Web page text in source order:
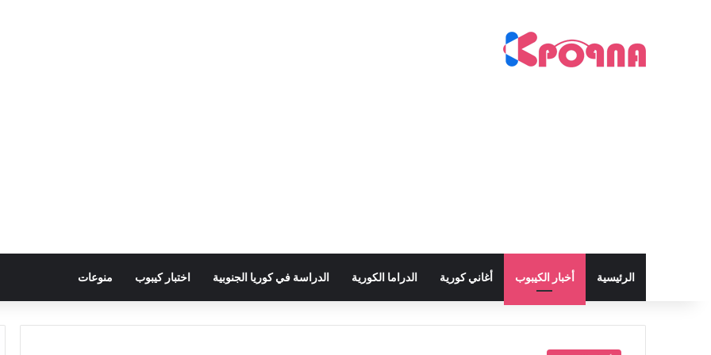
الرئيسية أخبار الكيبوب أغاني كورية الدراما الكورية الدراسة في كوريا الجنوبية اختبار كيبوب منوعات